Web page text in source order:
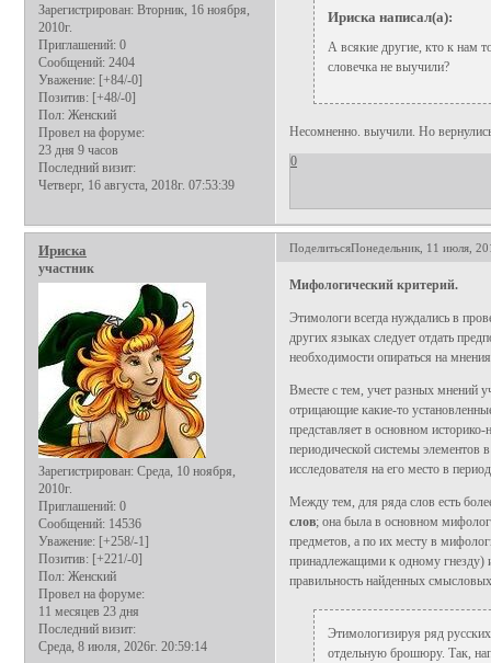
Зарегистрирован: Вторник, 16 ноября,
2010г.
Приглашений: 0
Сообщений: 2404
Уважение: [+84/-0]
Позитив: [+48/-0]
Пол: Женский
Провел на форуме:
23 дня 9 часов
Последний визит:
Четверг, 16 августа, 2018г. 07:53:39
Ириска написал(а):
А всякие другие, кто к нам
словечка не выучили?
Несомненно. выучили. Но
0
ПоделитьсяПонедельник, 11 июля,
Ириска
участник
Зарегистрирован: Среда, 10 ноября,
2010г.
Приглашений: 0
Сообщений: 14536
Уважение: [+258/-1]
Позитив: [+221/-0]
Пол: Женский
Провел на форуме:
11 месяцев 23 дня
Последний визит:
Среда, 8 июля, 2026г. 20:59:14
Мифологический критерий.
Этимологи всегда нуждались в
других языках следует отдать
необходимости опираться на
Вместе с тем, учет разных мнений
отрицающие какие-то
представляет в основном
периодической системы элементов
исследователя на его место в
Между тем, для ряда слов есть
слов; она была в основном
предметов, а по их месту в
принадлежащими к одному гнезду)
правильность найденных
Этимологизируя ряд
отдельную брошюру. Так,